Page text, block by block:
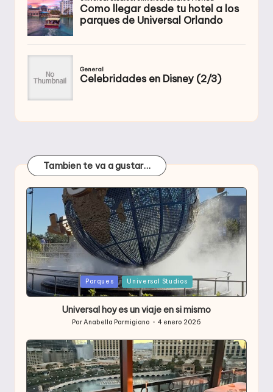
Tambien te va a gustar…
Publicada
en
Parques Universal Studios
Universal hoy es un viaje en si mismo
Publicado
PorAnabella Parmigiano 4 enero 2026